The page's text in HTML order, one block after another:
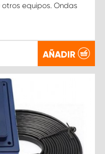
equipos. Ondas
AÑADIR